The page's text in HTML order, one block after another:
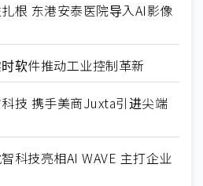
根 东港安泰医院导入AI影像
软件推动工业控制革新
技 携手美商Juxta引进尖端
科技亮相AI WAVE 主打企业